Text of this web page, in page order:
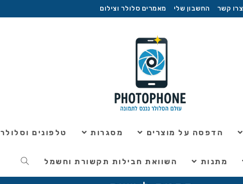
צרו קשר החשבון שלי מאמרים סלולר וצילום
הדפסה על מוצרים מסגרות טלפונים וסלולר
מתנות השוואת חבילות תקשורת וחשמל